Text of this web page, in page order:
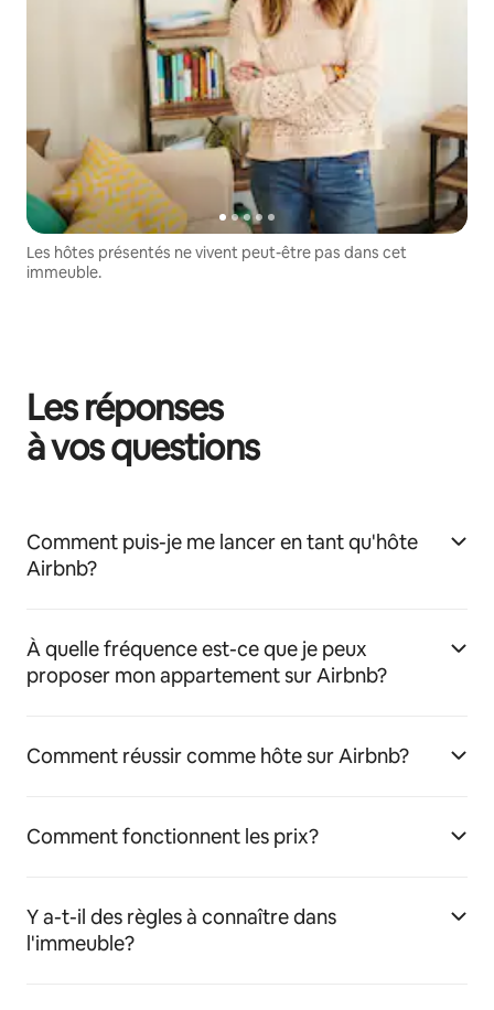
Les hôtes présentés ne vivent peut-être pas dans cet
immeuble.
Les réponses
à vos questions
Comment puis-je me lancer en tant qu'hôte
Airbnb?
À quelle fréquence est-ce que je peux
proposer mon appartement sur Airbnb?
Comment réussir comme hôte sur Airbnb?
Comment fonctionnent les prix?
Y a-t-il des règles à connaître dans
l'immeuble?